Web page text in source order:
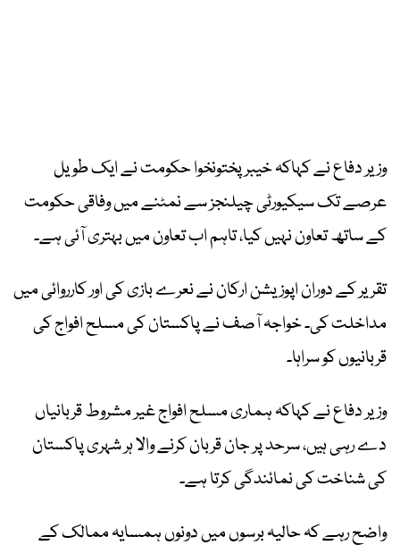
وزیر دفاع نے کہاکہ خیبر پختونخوا حکومت نے ایک طویل
عرصے تک سیکیورٹی چیلنجز سے نمٹنے میں وفاقی حکومت
کے ساتھ تعاون نہیں کیا، تاہم اب تعاون میں بہتری آئی ہے۔
تقریر کے دوران اپوزیشن ارکان نے نعرے بازی کی اور کارروائی میں
مداخلت کی۔ خواجہ آصف نے پاکستان کی مسلح افواج کی
قربانیوں کو سراہا۔
وزیر دفاع نے کہاکہ ہماری مسلح افواج غیر مشروط قربانیاں
دے رہی ہیں، سرحد پر جان قربان کرنے والا ہر شہری پاکستان
کی شناخت کی نمائندگی کرتا ہے۔
واضح رہے کہ حالیہ برسوں میں دونوں ہمسایہ ممالک کے